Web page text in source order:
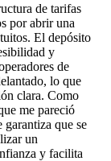
de tarifas
por abrir una
El depósito
y
de
lo que
clara. Como
me pareció
garantiza que se
un
y facilita